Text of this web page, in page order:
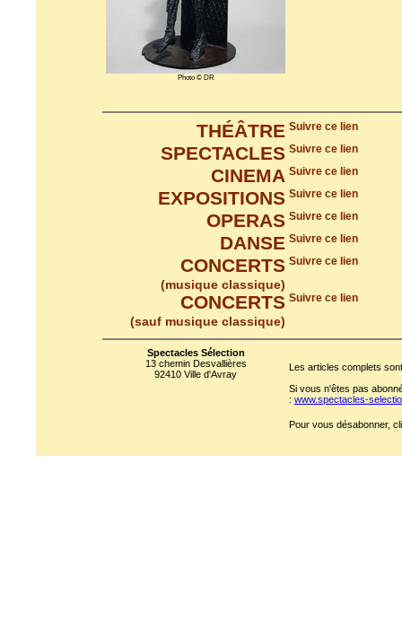
Photo © DR
THÉÂTRE Suivre ce lien
SPECTACLES Suivre ce lien
CINEMA Suivre ce lien
EXPOSITIONS Suivre ce lien
OPERAS Suivre ce lien
DANSE Suivre ce lien
CONCERTS
(musique classique)
Suivre ce lien
CONCERTS
(sauf musique classique)
Suivre ce lien
Spectacles Sélection
13 chemin Desvallières
92410 Ville d'Avray
Les articles complets
Si vous n'êtes pas
: www.spectacles-
Pour vous désabonner,